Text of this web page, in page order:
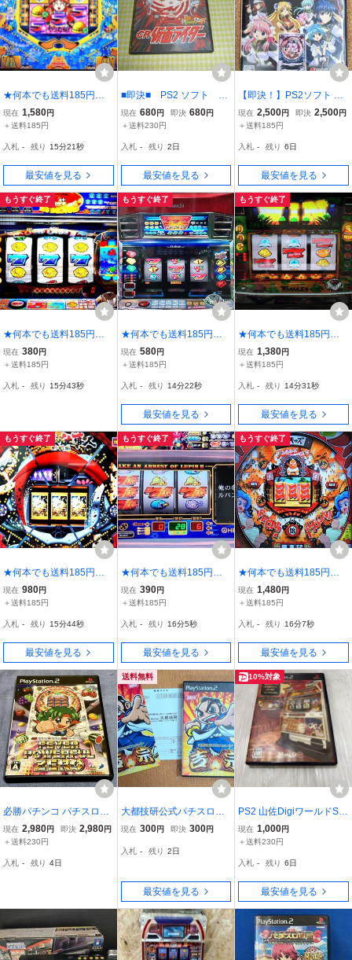
★何本でも送料185円★
PS2 三洋パチンコパ
ラダイス10 ★説明書な
56/M3収録》
現在 1,580円
＋送料185円
入札 - 残り 15分19秒
最安値を見る
■即決■ PS2 ソフト C
R仮面ライダー パチって
ちょんまげ達人5 ゆうパ
現在 680円 即決 680円
＋送料230円
入札 - 残り 2日
最安値を見る
【即決！】PS2ソフト CR
ギャラクシーエンジェル
ナグザットソフト リーチ
ania vol.1
現在 2,500円 即決 2,500円
＋送料185円
入札 - 残り 6日
最安値を見る
もうすぐ終了
★何本でも送料185円★
PS2 パチスロ海一番
R【山佐デジワールドS
現在 380円
＋送料185円
入札 - 残り 15分41秒
もうすぐ終了
★何本でも送料185円★
PS2 パチスロ ネオプ
ラネットXX 《山佐デジ
好・動作OK☆
現在 580円
＋送料185円
入札 - 残り 14分20秒
最安値を見る
もうすぐ終了
★何本でも送料185円★
PS2 山佐デジワール
ドSP 【パチスロ ジャイ
面良好・動作OK☆
現在 1,380円
＋送料185円
入札 - 残り 14分29秒
最安値を見る
もうすぐ終了
★何本でも送料185円★
PS2 パチンコCR必殺
仕事人＆必殺仕事人 激闘
げ達人4】j
現在 980円
＋送料185円
入札 - 残り 15分42秒
最安値を見る
もうすぐ終了
★何本でも送料185円★
PS2 パチスロ 主役は
銭形《スロッターUPコア
作OK★ f
現在 390円
＋送料185円
入札 - 残り 16分3秒
最安値を見る
もうすぐ終了
★何本でも送料185円★
PS2 パチってちょん
まげ達人3 (CR 柔キッズ
憲一のパチンコb
現在 1,480円
＋送料185円
入札 - 残り 16分5秒
最安値を見る
必勝パチンコ パチスロ攻
略シリーズ VOL.7 CRフ
ィーバー パワフルZERO
現在 2,980円 即決 2,980円
＋送料230円
入札 - 残り 4日
送料無料
大都技研公式パチスロシ
ミュレータ 吉宗【PS2】
ス！ プレイステーション
現在 300円 即決 300円
入札 - 残り 2日
最安値を見る
10%対象
PS2 山佐DigiワールドSP
燃えよ！功夫淑女 プレイ
ステーション2 ソフト
現在 1,000円
＋送料230円
入札 - 残り 6日
最安値を見る